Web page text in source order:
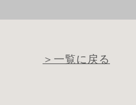
＞一覧に戻る